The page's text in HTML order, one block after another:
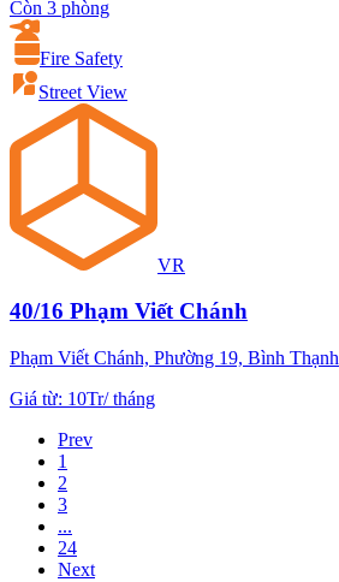
Còn 3 phòng
Fire Safety
Street View
VR
40/16 Phạm Viết Chánh
Phạm Viết Chánh, Phường 19, Bình Thạnh
Giá từ: 10Tr/tháng
Prev
1
2
3
...
24
Next